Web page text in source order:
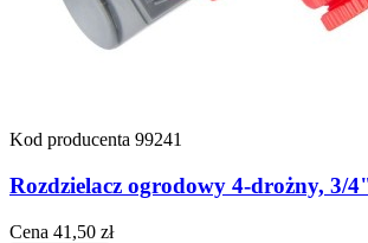
Kod producenta 99241
Rozdzielacz ogrodowy 4-drożny, 3/
Cena 41,50 zł